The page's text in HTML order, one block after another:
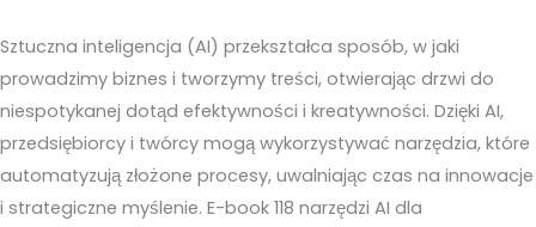
Sztuczna inteligencja (AI) przekształca sposób, w jaki
prowadzimy biznes i tworzymy treści, otwierając drzwi do
niespotykanej dotąd efektywności i kreatywności. Dzięki AI,
przedsiębiorcy i twórcy mogą wykorzystywać narzędzia, które
automatyzują złożone procesy, uwalniając czas na innowacje
i strategiczne myślenie. E-book 118 narzędzi AI dla